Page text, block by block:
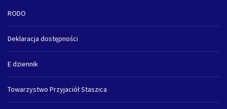
RODO
Deklaracja dostępności
E dziennik
Towarzystwo Przyjaciół Staszica